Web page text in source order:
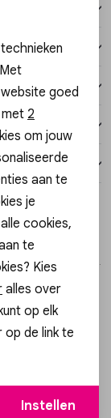
Earring hoop strass pearl MJ14775
goed
2
om jouw
aan te
je
cookies,
te
Kies
alles over
op elk
op de link te
Instellen